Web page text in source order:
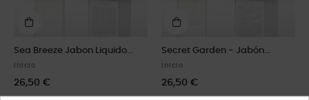
Sea Breeze Jabon Liquido...
Inicio
26,50 €
Secret Garden - Jabón...
Inicio
26,50 €